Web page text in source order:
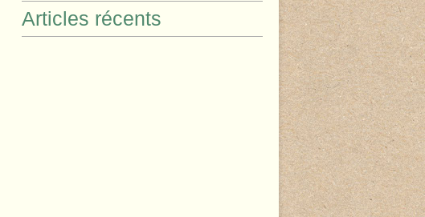
Articles récents